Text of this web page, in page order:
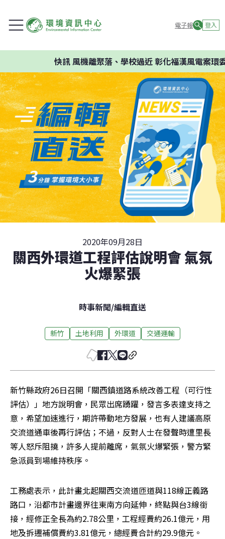
電子報 登入
快訊風機離聚落、學校過近 彰化福漢風電案環委
2020年09月28日
關西外環道工程評估說明會 氣氛
火爆緊張
時事新聞/編輯直送
新竹 土地利用 外環道 交通運輸
新竹縣政府26日召開「關西鎮道路系統改善工程（可行性
評估）」地方說明會，民眾出席踴躍，發言多表達支持之
意，希望加速進行，期許帶動地方發展，也有人建議高原
交流道通車後再行評估；不過，反對人士在發聲時遭里長
等人怒斥阻撓，許多人提前離席，氣氛火爆緊張，警方緊
急派員到場維持秩序。
工務處表示，此計畫北起關西交流道匝道與118線正義路
路口，沿都市計畫邊界往東南方向延伸，終點與台3線銜
接，經修正全長為約2.78公里，工程經費約26.1億元，用
地及拆遷補償費約3.81億元，總經費合計約29.9億元。